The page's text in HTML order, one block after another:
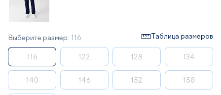
Выберите размер: 116 Таблица размеров
116 122 128 134
140 146 152 158